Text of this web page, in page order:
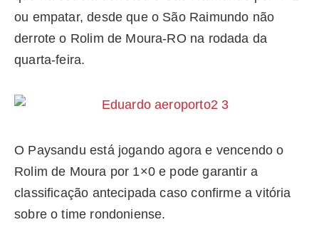
ou empatar, desde que o São Raimundo não
derrote o Rolim de Moura-RO na rodada da
quarta-feira.
O Paysandu está jogando agora e vencendo o
Rolim de Moura por 1×0 e pode garantir a
classificação antecipada caso confirme a vitória
sobre o time rondoniense.